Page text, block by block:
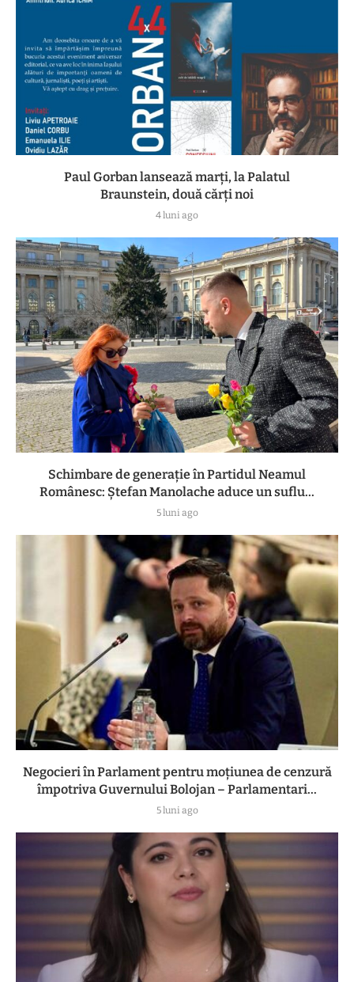
Paul Gorban lansează marți, la Palatul
Braunstein, două cărți noi
4 luni ago
Schimbare de generație în Partidul Neamul
Românesc: Ștefan Manolache aduce un suflu...
5 luni ago
Negocieri în Parlament pentru moțiunea de cenzură
împotriva Guvernului Bolojan – Parlamentari...
5 luni ago